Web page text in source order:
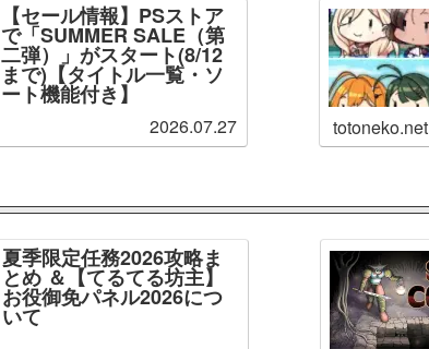
【セール情報】PSストア
で「SUMMER SALE（第
二弾）」がスタート(8/12
まで)【タイトル一覧・ソ
ート機能付き】
2026.07.27 totoneko.net
夏季限定任務2026攻略ま
とめ ＆【てるてる坊主】
お役御免パネル2026につ
いて